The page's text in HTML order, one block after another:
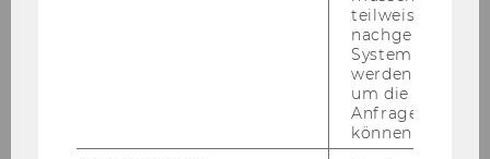
Wer­tun­gen in das Zi­vil­recht
RA PD Dr. Max Leit­ner (Wien)
Der su­per­in­tel­li­gen­te Ver­trag: Flucht­
punkt der di­gi­ta­len Trans­for­ma­ti­on
teilweise von
nachgelagerten
System
werden.
um die Antwort
Anfrage
können.